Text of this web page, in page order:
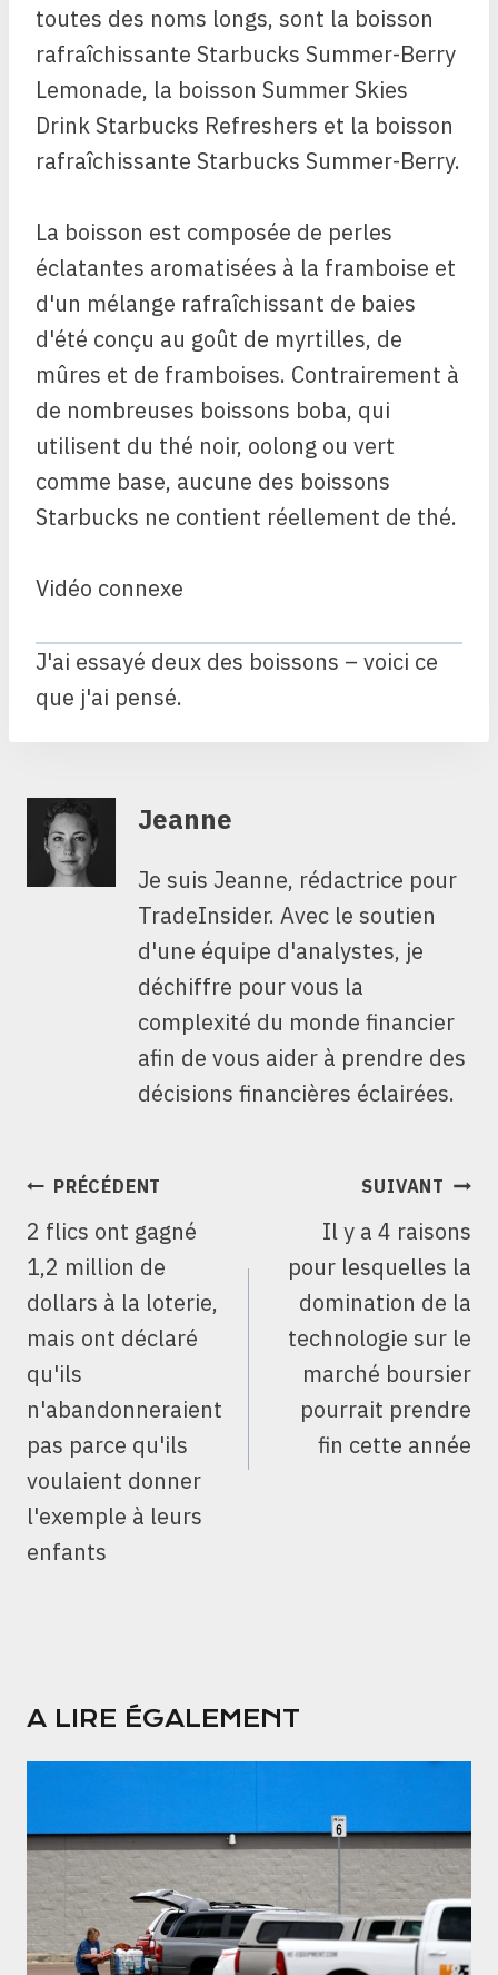
toutes des noms longs, sont la boisson
rafraîchissante Starbucks Summer-Berry
Lemonade, la boisson Summer Skies
Drink Starbucks Refreshers et la boisson
rafraîchissante Starbucks Summer-Berry.
La boisson est composée de perles
éclatantes aromatisées à la framboise et
d'un mélange rafraîchissant de baies
d'été conçu au goût de myrtilles, de
mûres et de framboises. Contrairement à
de nombreuses boissons boba, qui
utilisent du thé noir, oolong ou vert
comme base, aucune des boissons
Starbucks ne contient réellement de thé.
Vidéo connexe
J'ai essayé deux des boissons – voici ce
que j'ai pensé.
Jeanne
Je suis Jeanne, rédactrice pour
TradeInsider. Avec le soutien
d'une équipe d'analystes, je
déchiffre pour vous la
complexité du monde financier
afin de vous aider à prendre des
décisions financières éclairées.
NAVIGATION
L’ARTICLE
PRÉCÉDENT
2 flics ont gagné
1,2 million de
dollars à la loterie,
mais ont déclaré
qu'ils
n'abandonneraient
pas parce qu'ils
voulaient donner
l'exemple à leurs
enfants
SUIVANT
Il y a 4 raisons
pour lesquelles la
domination de la
technologie sur le
marché boursier
pourrait prendre
fin cette année
A LIRE ÉGALEMENT